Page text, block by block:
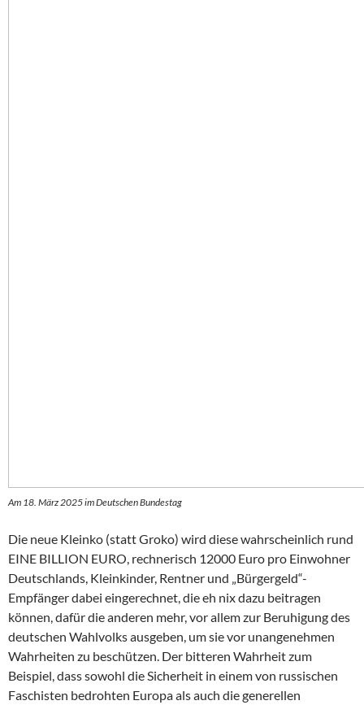
Am 18. März 2025 im Deutschen Bundestag
Die neue Kleinko (statt Groko) wird diese wahrscheinlich rund
EINE BILLION EURO, rechnerisch 12000 Euro pro Einwohner
Deutschlands, Kleinkinder, Rentner und „Bürgergeld“-
Empfänger dabei eingerechnet, die eh nix dazu beitragen
können, dafür die anderen mehr, vor allem zur Beruhigung des
deutschen Wahlvolks ausgeben, um sie vor unangenehmen
Wahrheiten zu beschützen. Der bitteren Wahrheit zum
Beispiel, dass sowohl die Sicherheit in einem von russischen
Faschisten bedrohten Europa als auch die generellen